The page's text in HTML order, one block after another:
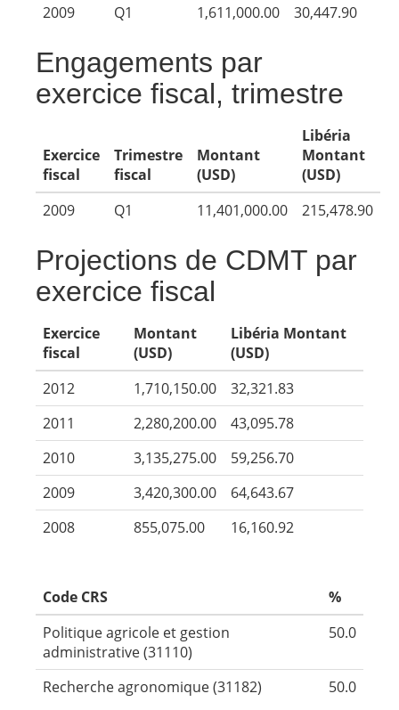
2009
Q1 1,611,000.00 30,447.90
Engagements par
exercice fiscal, trimestre
Exercice
fiscal
Trimestre
fiscal
Montant
(USD)
Libéria
Montant
(USD)
2009
Q1 11,401,000.00 215,478.90
Projections de CDMT par
exercice fiscal
Exercice
fiscal
Montant
(USD)
Libéria Montant
(USD)
2012
1,710,150.00
32,321.83
2011
2,280,200.00
43,095.78
2010
3,135,275.00
59,256.70
2009
3,420,300.00
64,643.67
2008
855,075.00 16,160.92
Code CRS
%
Politique agricole et gestion
administrative (31110)
50.0
Recherche agronomique (31182) 50.0